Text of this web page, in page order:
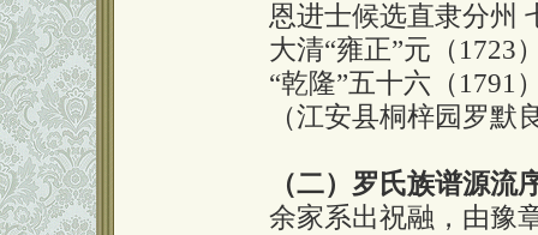
恩进士候选直隶分州
大清“雍正”元（1723
“乾隆”五十六（1791
（江安县桐梓园罗默
（二）罗氏族谱源流
余家系出祝融，由豫章